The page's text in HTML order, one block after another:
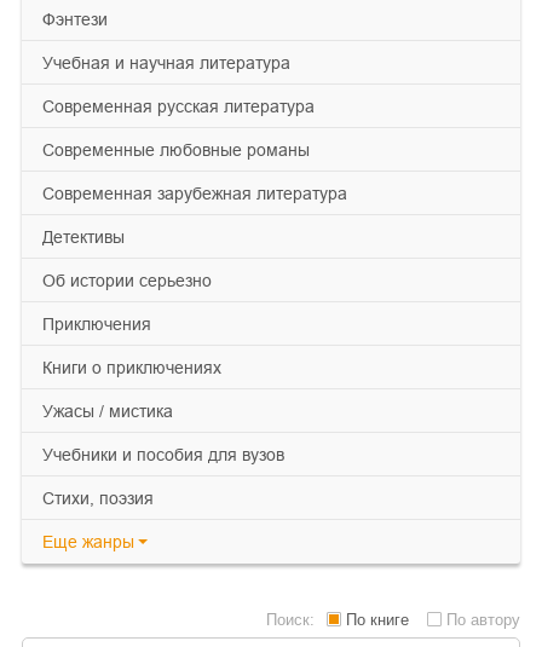
фэнтези
учебная и научная литература
современная русская литература
современные любовные романы
современная зарубежная литература
детективы
об истории серьезно
приключения
книги о приключениях
ужасы / мистика
учебники и пособия для вузов
cтихи, поэзия
Еще жанры
Поиск: По книге По автору